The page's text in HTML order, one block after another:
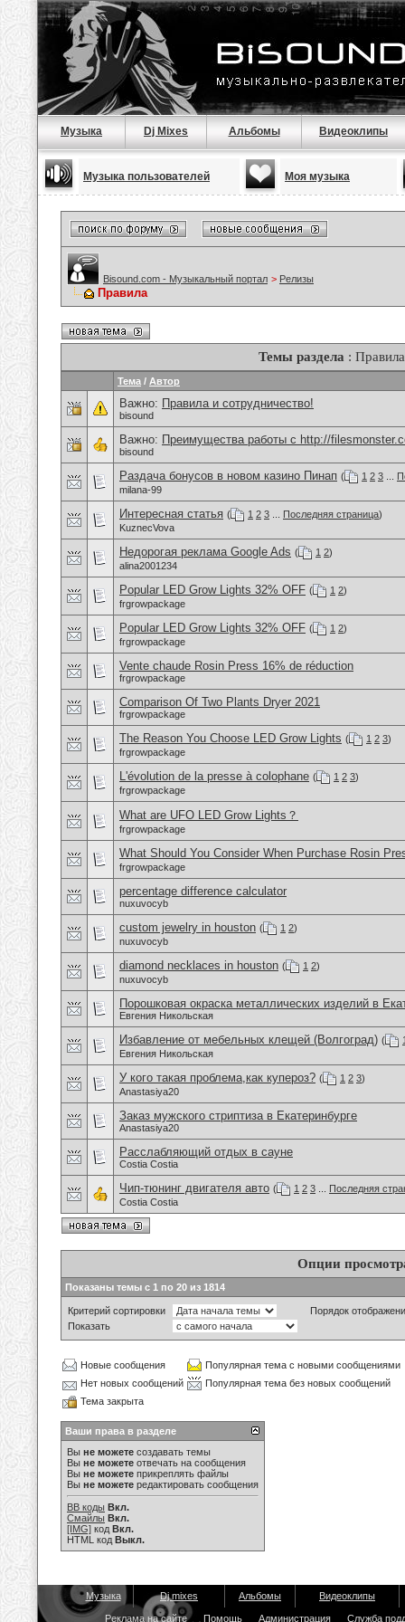
Музыка Dj Mixes Альбомы Видеоклипы
Музыка пользователей Моя музыка
Bisound.com - Музыкальный портал > Релизы
Правила
Темы раздела : Правила
Тема / Автор
Важно: Правила и сотрудничество!
bisound
Важно: Преимущества работы с http://
bisound
Раздача бонусов в новом казино Пинап ( 1 2 3
milana-99
Интересная статья ( 1 2 3 Последняя страница)
KuznecVova
Недорогая реклама Google Ads ( 1 2)
alina2001234
Popular LED Grow Lights 32% OFF ( 1 2)
frgrowpackage
Popular LED Grow Lights 32% OFF ( 1 2)
frgrowpackage
Vente chaude Rosin Press 16% de réduction
frgrowpackage
Comparison Of Two Plants Dryer 2021
frgrowpackage
The Reason You Choose LED Grow Lights ( 1 2 3)
frgrowpackage
L'évolution de la presse à colophane ( 1 2 3)
frgrowpackage
What are UFO LED Grow Lights？
frgrowpackage
What Should You Consider When Purchase Rosin
frgrowpackage
percentage difference calculator
nuxuvocyb
custom jewelry in houston ( 1 2)
nuxuvocyb
diamond necklaces in houston ( 1 2)
nuxuvocyb
Порошковая окраска металлических изделий в
Евгения Никольская
Избавление от мебельных клещей (Волгоград) (
Евгения Никольская
У кого такая проблема,как купероз? ( 1 2 3)
Anastasiya20
Заказ мужского стриптиза в Екатеринбурге
Anastasiya20
Расслабляющий отдых в сауне
Costia Costia
Чип-тюнинг двигателя авто ( 1 2 3
Последняя
Costia Costia
Опции
Показаны темы с 1 по 20 из 1814
Критерий сортировки
Порядок
Показать
Новые сообщения
Популярная тема с новыми сообщениями
Нет новых сообщений
Популярная тема без новых сообщений
Тема закрыта
Ваши права в разделе
Вы не можете создавать темы
Вы не можете отвечать на сообщения
Вы не можете прикреплять файлы
Вы не можете редактировать сообщения
BB коды Вкл.
Смайлы Вкл.
[IMG] код Вкл.
HTML код Выкл.
Музыка Dj mixes Альбомы Видеоклипы
Реклама на сайте Помощь Администрация Служба